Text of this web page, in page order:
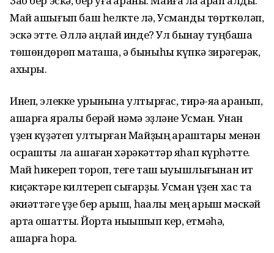
Май ашығып баш һелкте лә, Усманды төрткөләп,
эскә этте. Әллә аңлай инде? Ул бынау туңбашҡа
төшөндөрөп маташа, ә быныһы күпкә зирәгерәк,
ахыры.
Инеп, элекке урынына ултырғас, тирә-яҡҡа ҡаранып,
ашарға яраҡлы берәй нәмә эҙләне Усман. Унан
үҙен күҙәтеп ултырған Майҙың ҡараштары менән
осрашты ла ашаған хәрәкәттәр яһап күрһәтте.
Май һикереп тороп, теге таш ҡыуышлығынан ит
киҫәктәре килтереп сығарҙы. Усман үҙен хас та
әкиәттәге үҙе бер ҡарыш, һаҡалы мең ҡарыш мәскәй
ҡартҡа оҡшатты. Йортҡа ныҡышып кер, етмәһә,
ашарға һора.